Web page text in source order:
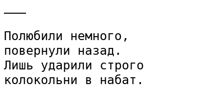
Полюбили немного,
повернули назад.
Лишь ударили строго
колокольни в набат.